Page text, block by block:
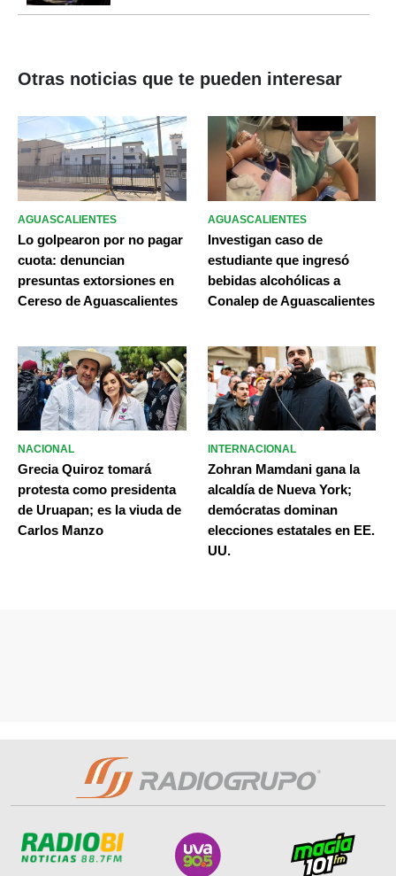
Otras noticias que te pueden interesar
AGUASCALIENTES
Lo golpearon por no pagar
cuota: denuncian
presuntas extorsiones en
Cereso de Aguascalientes
AGUASCALIENTES
Investigan caso de
estudiante que ingresó
bebidas alcohólicas a
Conalep de Aguascalientes
NACIONAL
Grecia Quiroz tomará
protesta como presidenta
de Uruapan; es la viuda de
Carlos Manzo
INTERNACIONAL
Zohran Mamdani gana la
alcaldía de Nueva York;
demócratas dominan
elecciones estatales en EE.
UU.